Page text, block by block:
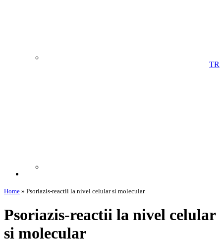
TR
Home » Psoriazis-reactii la nivel celular si molecular
Psoriazis-reactii la nivel celular
si molecular